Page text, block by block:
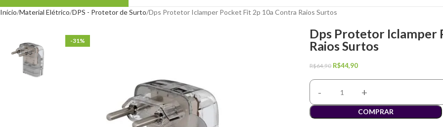
Início Material Elétrico DPS - Protetor de Surto Dps Protetor Iclamper Pocket Fit 2p 10a Contra Raios Surtos
-31%
Dps Protetor Iclamper
Raios Surtos
R$64,90 R$44,90
COMPRAR